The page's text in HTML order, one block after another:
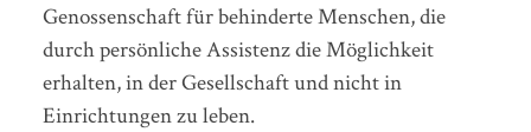
Genossenschaft für behinderte Menschen, die
durch persönliche Assistenz die Möglichkeit
erhalten, in der Gesellschaft und nicht in
Einrichtungen zu leben.